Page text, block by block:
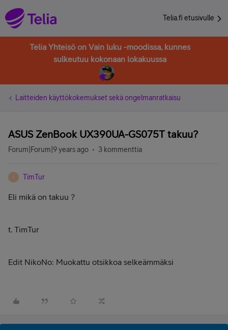
Telia.fi etusivulle
Telia Yhteisö on Vain luku -moodissa, kunnes
sulkeutuu kokonaan lokakuussa
Laitteiden käyttökokemukset sekä ongelmanratkaisu
ASUS ZenBook UX390UA-GS075T takuu?
Forum|Forum|9 years ago 3 kommenttia
T TimTur
Eli mikä on takuu ?
t. TimTur
Edit NikoNo: Muokattu otsikkoa selkeämmäksi